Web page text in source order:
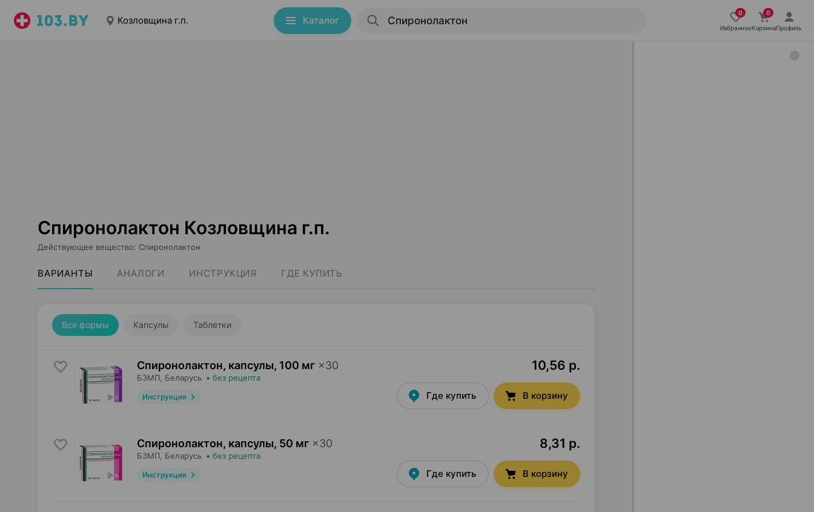
Козловщина г.п. Каталог
ИзбранноеКорзинаПрофиль
Спиронолактон Козловщина г.п.
Действующее вещество: Спиронолактон
ВАРИАНТЫ АНАЛОГИ ИНСТРУКЦИЯ ГДЕ КУПИТЬ
Все формы Капсулы Таблетки
Спиронолактон, капсулы, 100 мг ×30
БЗМП , Беларусь • без рецепта
Инструкция
10,56 р.
Где купить В корзину
Спиронолактон, капсулы, 50 мг ×30
БЗМП , Беларусь • без рецепта
Инструкция
8,31 р.
Где купить В корзину